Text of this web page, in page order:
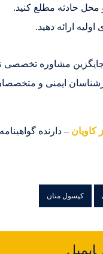
محل حادثه مطلع کنید.
ارائه دهید.
مشاوره تخصصی
ایمنی و
کاویان
کپسول متان
ایمیل